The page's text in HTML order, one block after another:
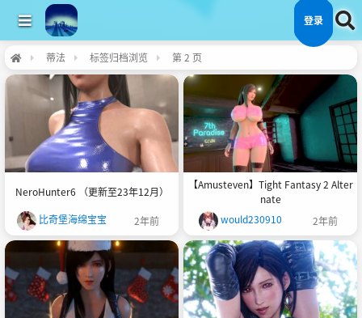
登录
蒂法 标签归档浏览 第 2 页
NeroHunter6 （更新至23年12月）
比奇堡海绵宝宝 2年前
【Amusteven】Tight Fantasy 2 Alter
nate
would230910
2年前